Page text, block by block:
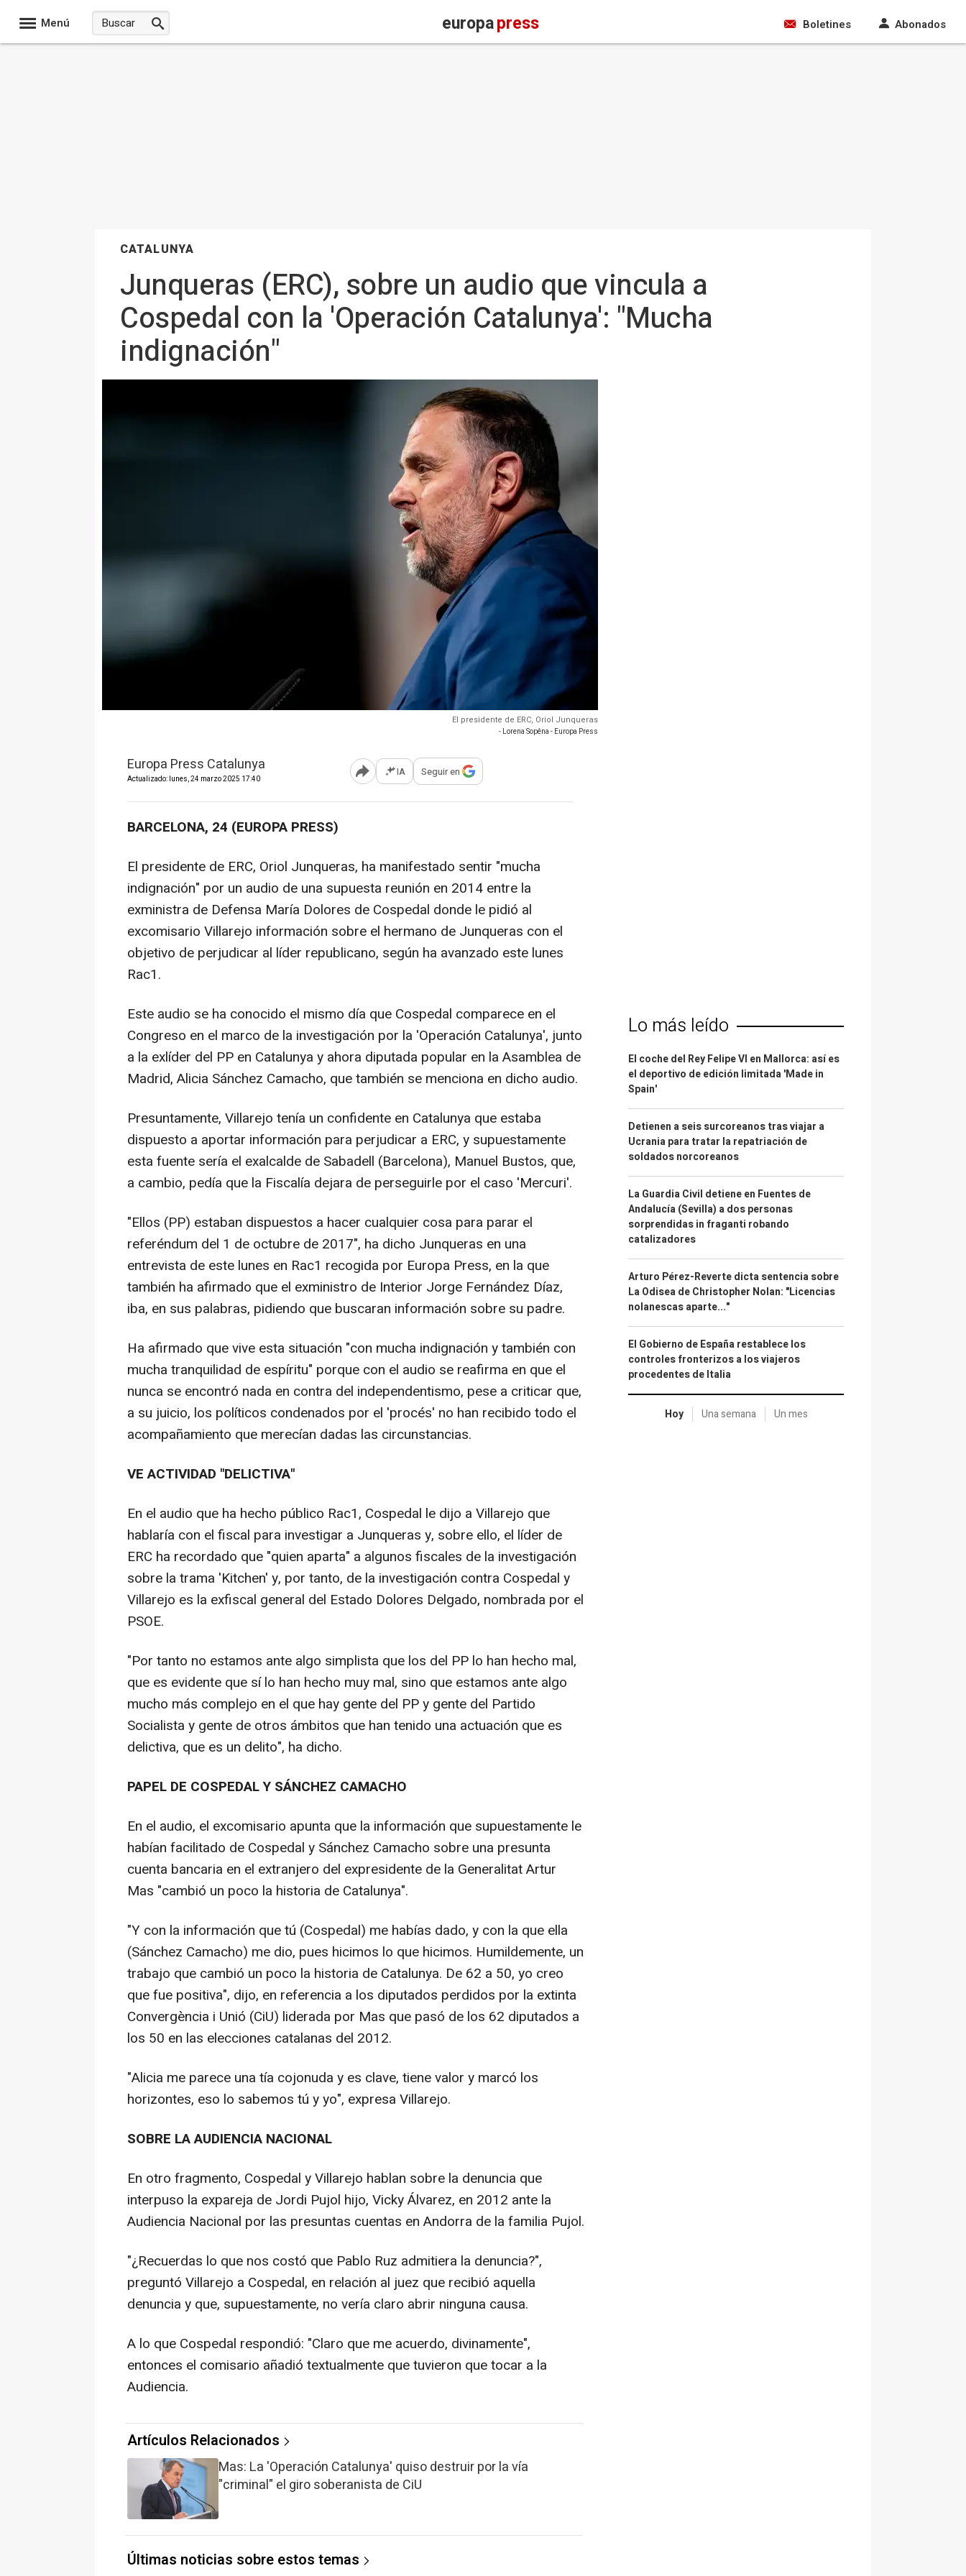
Menú europapress Boletines Abonados
CATALUNYA
Junqueras (ERC), sobre un audio que vincula a
Cospedal con la 'Operación Catalunya': "Mucha
indignación"
El presidente de ERC, Oriol Junqueras
- Lorena Sopêna - Europa Press
Europa Press Catalunya
Actualizado: lunes, 24 marzo 2025 17:40 Abrir opciones para compartir
IA Seguir en
BARCELONA, 24 (EUROPA PRESS)
El presidente de ERC, Oriol Junqueras, ha manifestado sentir "mucha
indignación" por un audio de una supuesta reunión en 2014 entre la
exministra de Defensa María Dolores de Cospedal donde le pidió al
excomisario Villarejo información sobre el hermano de Junqueras con el
objetivo de perjudicar al líder republicano, según ha avanzado este lunes
Rac1.
Este audio se ha conocido el mismo día que Cospedal comparece en el
Congreso en el marco de la investigación por la 'Operación Catalunya', junto
a la exlíder del PP en Catalunya y ahora diputada popular en la Asamblea de
Madrid, Alicia Sánchez Camacho, que también se menciona en dicho audio.
Presuntamente, Villarejo tenía un confidente en Catalunya que estaba
dispuesto a aportar información para perjudicar a ERC, y supuestamente
esta fuente sería el exalcalde de Sabadell (Barcelona), Manuel Bustos, que,
a cambio, pedía que la Fiscalía dejara de perseguirle por el caso 'Mercuri'.
"Ellos (PP) estaban dispuestos a hacer cualquier cosa para parar el
referéndum del 1 de octubre de 2017", ha dicho Junqueras en una
entrevista de este lunes en Rac1 recogida por Europa Press, en la que
también ha afirmado que el exministro de Interior Jorge Fernández Díaz,
iba, en sus palabras, pidiendo que buscaran información sobre su padre.
Ha afirmado que vive esta situación "con mucha indignación y también con
mucha tranquilidad de espíritu" porque con el audio se reafirma en que el
nunca se encontró nada en contra del independentismo, pese a criticar que,
a su juicio, los políticos condenados por el 'procés' no han recibido todo el
acompañamiento que merecían dadas las circunstancias.
VE ACTIVIDAD "DELICTIVA"
En el audio que ha hecho público Rac1, Cospedal le dijo a Villarejo que
hablaría con el fiscal para investigar a Junqueras y, sobre ello, el líder de
ERC ha recordado que "quien aparta" a algunos fiscales de la investigación
sobre la trama 'Kitchen' y, por tanto, de la investigación contra Cospedal y
Villarejo es la exfiscal general del Estado Dolores Delgado, nombrada por el
PSOE.
"Por tanto no estamos ante algo simplista que los del PP lo han hecho mal,
que es evidente que sí lo han hecho muy mal, sino que estamos ante algo
mucho más complejo en el que hay gente del PP y gente del Partido
Socialista y gente de otros ámbitos que han tenido una actuación que es
delictiva, que es un delito", ha dicho.
PAPEL DE COSPEDAL Y SÁNCHEZ CAMACHO
En el audio, el excomisario apunta que la información que supuestamente le
habían facilitado de Cospedal y Sánchez Camacho sobre una presunta
cuenta bancaria en el extranjero del expresidente de la Generalitat Artur
Mas "cambió un poco la historia de Catalunya".
"Y con la información que tú (Cospedal) me habías dado, y con la que ella
(Sánchez Camacho) me dio, pues hicimos lo que hicimos. Humildemente, un
trabajo que cambió un poco la historia de Catalunya. De 62 a 50, yo creo
que fue positiva", dijo, en referencia a los diputados perdidos por la extinta
Convergència i Unió (CiU) liderada por Mas que pasó de los 62 diputados a
los 50 en las elecciones catalanas del 2012.
"Alicia me parece una tía cojonuda y es clave, tiene valor y marcó los
horizontes, eso lo sabemos tú y yo", expresa Villarejo.
SOBRE LA AUDIENCIA NACIONAL
En otro fragmento, Cospedal y Villarejo hablan sobre la denuncia que
interpuso la expareja de Jordi Pujol hijo, Vicky Álvarez, en 2012 ante la
Audiencia Nacional por las presuntas cuentas en Andorra de la familia Pujol.
"¿Recuerdas lo que nos costó que Pablo Ruz admitiera la denuncia?",
preguntó Villarejo a Cospedal, en relación al juez que recibió aquella
denuncia y que, supuestamente, no vería claro abrir ninguna causa.
A lo que Cospedal respondió: "Claro que me acuerdo, divinamente",
entonces el comisario añadió textualmente que tuvieron que tocar a la
Audiencia.
Artículos Relacionados
Mas: La 'Operación Catalunya' quiso destruir por la vía
"criminal" el giro soberanista de CiU
Últimas noticias sobre estos temas
Lo más leído
El coche del Rey Felipe VI en Mallorca: así es
el deportivo de edición limitada 'Made in
Spain'
Detienen a seis surcoreanos tras viajar a
Ucrania para tratar la repatriación de
soldados norcoreanos
La Guardia Civil detiene en Fuentes de
Andalucía (Sevilla) a dos personas
sorprendidas in fraganti robando
catalizadores
Arturo Pérez-Reverte dicta sentencia sobre
La Odisea de Christopher Nolan: "Licencias
nolanescas aparte..."
El Gobierno de España restablece los
controles fronterizos a los viajeros
procedentes de Italia
Hoy Una semana Un mes